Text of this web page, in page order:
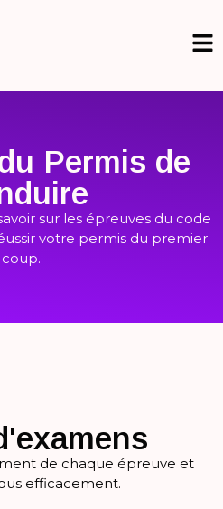
Permis de
sur les épreuves du code
votre permis du premier
coup.
de chaque épreuve et
efficacement.